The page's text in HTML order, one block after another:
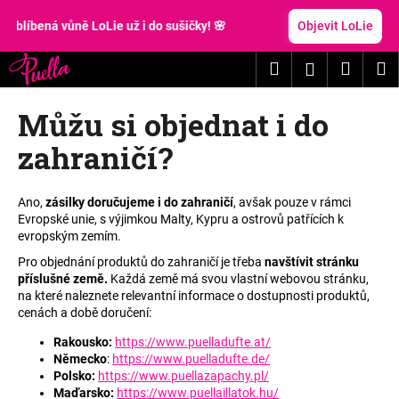
vůně LoLie už i do sušičky! 🌸 Objevit LoLie
HledatPřihlášení
Můžu si objednat i do
zahraničí?
Ano, zásilky doručujeme i do zahraničí, avšak pouze v rámci
Evropské unie, s výjimkou Malty, Kypru a ostrovů patřících k
evropským zemím.
Pro objednání produktů do zahraničí je třeba navštívit stránku
příslušné země. Každá země má svou vlastní webovou stránku,
na které naleznete relevantní informace o dostupnosti produktů,
cenách a době doručení:
Rakousko: https://www.puelladufte.at/
Německo: https://www.puelladufte.de/
Polsko: https://www.puellazapachy.pl/
Maďarsko: https://www.puellaillatok.hu/
š
í
C
o
p
o
t
ř
e
b
u
j